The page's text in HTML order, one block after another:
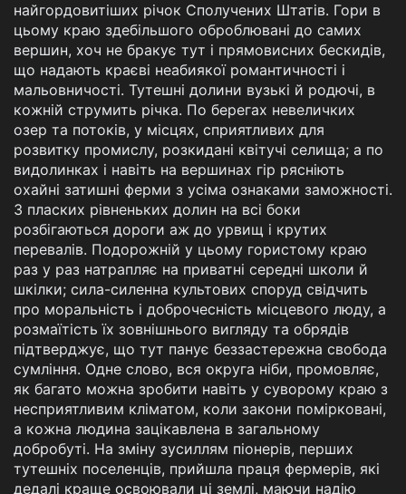
найгордовитіших річок Сполучених Штатів. Гори в
цьому краю здебільшого оброблювані до самих
вершин, хоч не бракує тут і прямовисних бескидів,
що надають краєві неабиякої романтичності і
мальовничості. Тутешні долини вузькі й родючі, в
кожній струмить річка. По берегах невеличких
озер та потоків, у місцях, сприятливих для
розвитку промислу, розкидані квітучі селища; а по
видолинках і навіть на вершинах гір рясніють
охайні затишні ферми з усіма ознаками заможності.
З пласких рівненьких долин на всі боки
розбігаються дороги аж до урвищ і крутих
перевалів. Подорожній у цьому гористому краю
раз у раз натрапляє на приватні середні школи й
шкілки; сила-силенна культових споруд свідчить
про моральність і доброчесність місцевого люду, а
розмаїтість їх зовнішнього вигляду та обрядів
підтверджує, що тут панує беззастережна свобода
сумління. Одне слово, вся округа ніби, промовляє,
як багато можна зробити навіть у суворому краю з
несприятливим кліматом, коли закони помірковані,
а кожна людина зацікавлена в загальному
добробуті. На зміну зусиллям піонерів, перших
тутешніх поселенців, прийшла праця фермерів, які
дедалі краще освоювали ці землі, маючи надію